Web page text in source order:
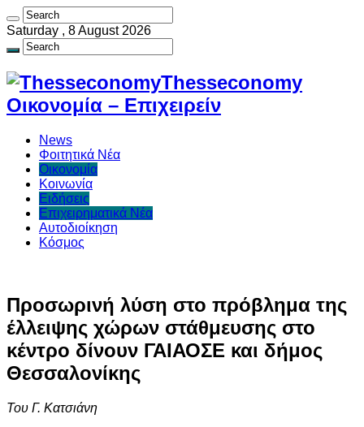
Saturday , 8 August 2026
Thesseconomy
Οικονομία – Επιχειρείν
News
Φοιτητικά Νέα
Οικονομία
Κοινωνία
Ειδήσεις
Επιχειρηματικά Νέα
Αυτοδιοίκηση
Κόσμος
Προσωρινή λύση στο πρόβλημα της
έλλειψης χώρων στάθμευσης στο
κέντρο δίνουν ΓΑΙΑΟΣΕ και δήμος
Θεσσαλονίκης
Του Γ. Κατσιάνη